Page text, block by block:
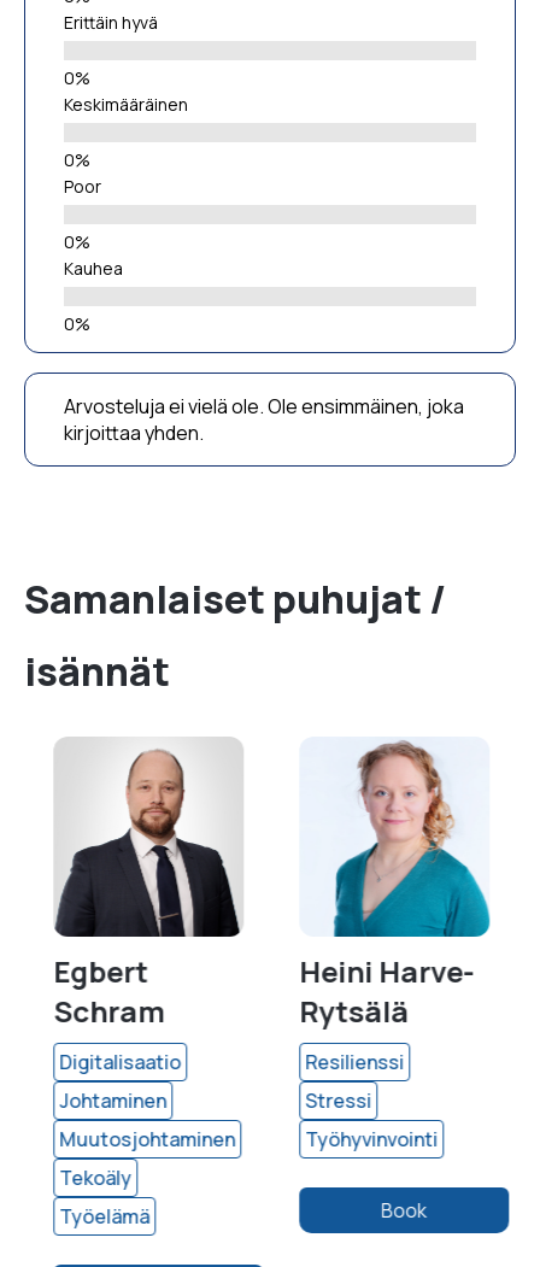
Erittäin hyvä
Keskimääräinen
Poor
Kauhea
Arvosteluja ei vielä ole. Ole ensimmäinen, joka
kirjoittaa yhden.
Samanlaiset puhujat /
isännät
Egbert
Schram
Digitalisaatio
Johtaminen
Muutosjohtaminen
Tekoäly
Työelämä
Heini Harve-
Rytsälä
Resilienssi
Stressi
Työhyvinvointi
Book